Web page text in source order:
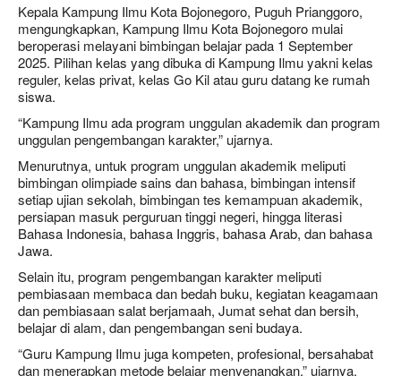
Kepala Kampung Ilmu Kota Bojonegoro, Puguh Prianggoro,
mengungkapkan, Kampung Ilmu Kota Bojonegoro mulai
beroperasi melayani bimbingan belajar pada 1 September
2025. Pilihan kelas yang dibuka di Kampung Ilmu yakni kelas
reguler, kelas privat, kelas Go Kil atau guru datang ke rumah
siswa.
“Kampung Ilmu ada program unggulan akademik dan program
unggulan pengembangan karakter,” ujarnya.
Menurutnya, untuk program unggulan akademik meliputi
bimbingan olimpiade sains dan bahasa, bimbingan intensif
setiap ujian sekolah, bimbingan tes kemampuan akademik,
persiapan masuk perguruan tinggi negeri, hingga literasi
Bahasa Indonesia, bahasa Inggris, bahasa Arab, dan bahasa
Jawa.
Selain itu, program pengembangan karakter meliputi
pembiasaan membaca dan bedah buku, kegiatan keagamaan
dan pembiasaan salat berjamaah, Jumat sehat dan bersih,
belajar di alam, dan pengembangan seni budaya.
“Guru Kampung Ilmu juga kompeten, profesional, bersahabat
dan menerapkan metode belajar menyenangkan,” ujarnya.